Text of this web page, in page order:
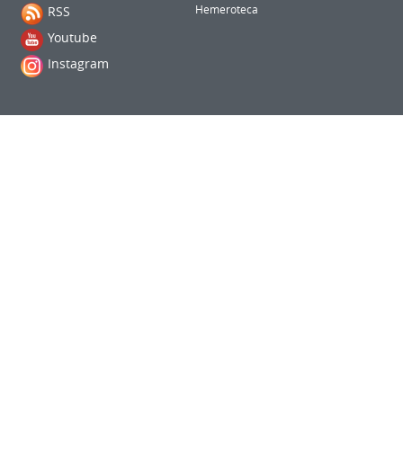
RSS
Youtube
Instagram
Hemeroteca